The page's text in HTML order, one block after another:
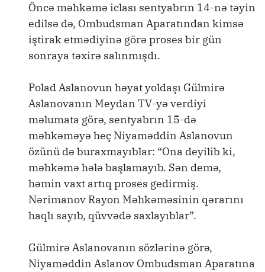
Öncə məhkəmə iclası sentyabrın 14-nə təyin
edilsə də, Ombudsman Aparatından kimsə
iştirak etmədiyinə görə proses bir gün
sonraya təxirə salınmışdı.
Polad Aslanovun həyat yoldaşı Gülmirə
Aslanovanın Meydan TV-yə verdiyi
məlumata görə, sentyabrın 15-də
məhkəməyə heç Niyaməddin Aslanovun
özünü də buraxmayıblar: “Ona deyilib ki,
məhkəmə hələ başlamayıb. Sən demə,
həmin vaxt artıq proses gedirmiş.
Nərimanov Rayon Məhkəməsinin qərarını
haqlı sayıb, qüvvədə saxlayıblar”.
Gülmirə Aslanovanın sözlərinə görə,
Niyaməddin Aslanov Ombudsman Aparatına